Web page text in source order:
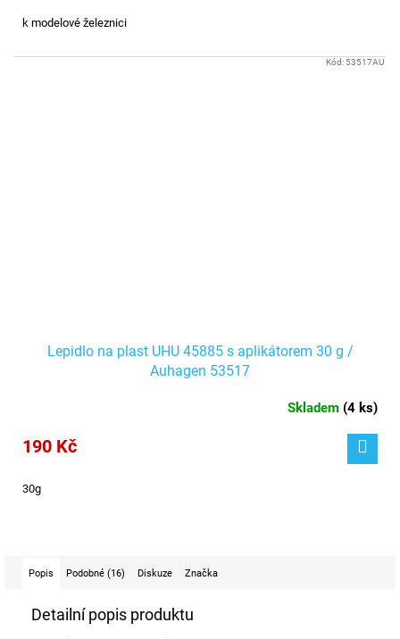
k modelové železnici
Lepidlo na plast UHU 45885 s aplikátorem 30 g /
Auhagen 53517
Skladem (4 ks)
190 Kč
30g
Kód: 53517AU
Popis Podobné (16) Diskuze Značka
Detailní popis produktu